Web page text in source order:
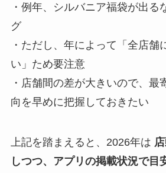
・例年、シルバニア福袋が出る
グ
・ただし、年によって「全店舗
い」ため要注意
・店舗間の差が大きいので、最
向を早めに把握しておきたい
上記を踏まえると、2026年は
しつつ、アプリの掲載状況で目